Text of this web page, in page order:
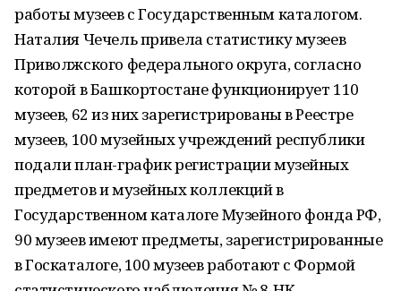
работы музеев с Государственным каталогом.
Наталия Чечель привела статистику музеев
Приволжского федерального округа, согласно
которой в Башкортостане функционирует 110
музеев, 62 из них зарегистрированы в Реестре
музеев, 100 музейных учреждений республики
подали план-график регистрации музейных
предметов и музейных коллекций в
Государственном каталоге Музейного фонда РФ,
90 музеев имеют предметы, зарегистрированные
в Госкаталоге, 100 музеев работают с Формой